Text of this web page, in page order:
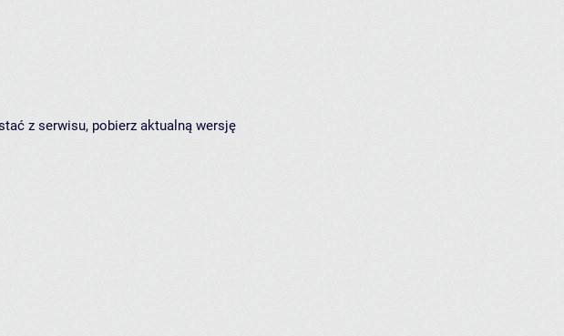
z serwisu, pobierz aktualną wersję